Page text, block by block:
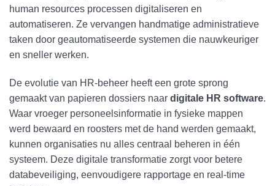
human resources processen digitaliseren en
automatiseren. Ze vervangen handmatige administratieve
taken door geautomatiseerde systemen die nauwkeuriger
en sneller werken.
De evolutie van HR-beheer heeft een grote sprong
gemaakt van papieren dossiers naar digitale HR software.
Waar vroeger personeelsinformatie in fysieke mappen
werd bewaard en roosters met de hand werden gemaakt,
kunnen organisaties nu alles centraal beheren in één
systeem. Deze digitale transformatie zorgt voor betere
databeveiliging, eenvoudigere rapportage en real-time